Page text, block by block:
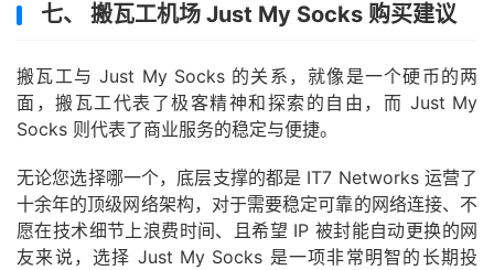
七、 搬瓦工机场 Just My Socks 购买建议
搬瓦工与 Just My Socks 的关系，就像是一个硬币的两
面，搬瓦工代表了极客精神和探索的自由，而 Just My
Socks 则代表了商业服务的稳定与便捷。
无论您选择哪一个，底层支撑的都是 IT7 Networks 运营了
十余年的顶级网络架构，对于需要稳定可靠的网络连接、不
愿在技术细节上浪费时间、且希望 IP 被封能自动更换的网
友来说，选择 Just My Socks 是一项非常明智的长期投